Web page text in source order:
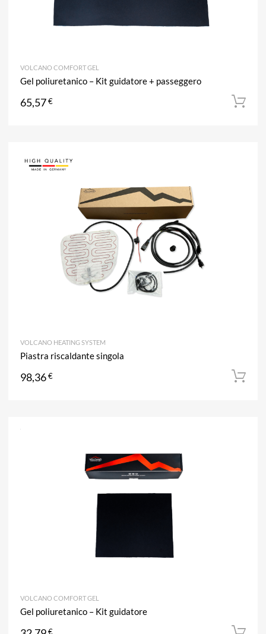
VOLCANO COMFORT GEL
Gel poliuretanico – Kit guidatore + passeggero
65,57€
VOLCANO HEATING SYSTEM
Piastra riscaldante singola
98,36€
VOLCANO COMFORT GEL
Gel poliuretanico – Kit guidatore
€